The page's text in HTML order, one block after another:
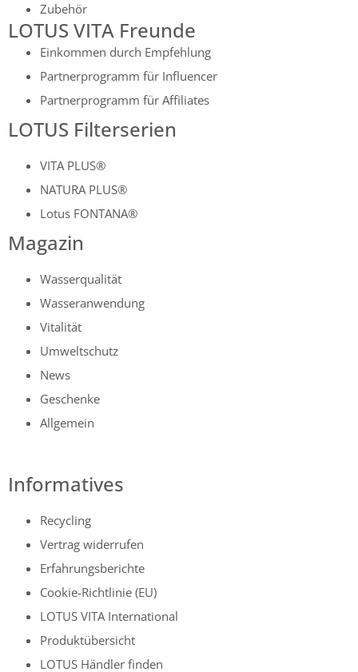
Zubehör
LOTUS VITA Freunde
Einkommen durch Empfehlung
Partnerprogramm für Influencer
Partnerprogramm für Affiliates
LOTUS Filterserien
VITA PLUS®
NATURA PLUS®
Lotus FONTANA®
Magazin
Wasserqualität
Wasseranwendung
Vitalität
Umweltschutz
News
Geschenke
Allgemein
Informatives
Recycling
Vertrag widerrufen
Erfahrungsberichte
Cookie-Richtlinie (EU)
LOTUS VITA International
Produktübersicht
LOTUS Händler finden